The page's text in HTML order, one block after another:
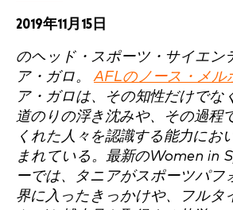
2019年11月15日
のヘッド・スポーツ・サイエン
ア・ガロ。AFLのノース・メル
ア・ガロは、その知性だけでな
道のりの浮き沈みや、その過程
くれた人々を認識する能力にお
まれている。最新のWomen in
ーでは、タニアがスポーツパフ
界に入ったきっかけや、フルタ